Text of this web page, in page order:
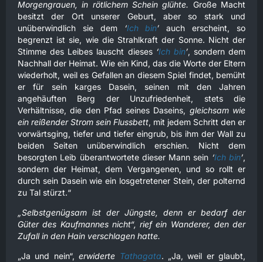
Morgengrauen, in rötlichem Schein glühte. Große Macht
besitzt der Ort unserer Geburt, aber so stark und
unüberwindlich sie dem ‘Ich bin’ auch erscheint, so
begrenzt ist sie, wie die Strahlkraft der Sonne. Nicht der
Stimme des Leibes lauscht dieses ‘Ich bin’, sondern dem
Nachhall der Heimat. Wie ein Kind, das die Worte der Eltern
wiederholt, weil es Gefallen an diesem Spiel findet, bemüht
er für sein karges Dasein, seinen mit den Jahren
angehäuften Berg der Unzufriedenheit, stets die
Verhältnisse, die den Pfad seines Daseins, gleichsam wie
ein reißender Strom sein Flussbett, mit jedem Schritt den er
vorwärtsging, tiefer und tiefer eingrub, bis ihm der Wall zu
beiden Seiten unüberwindlich erschien. Nicht dem
besorgten Leib überantwortete dieser Mann sein ‘Ich bin’,
sondern der Heimat, dem Vergangenen, und so rollt er
durch sein Dasein wie ein losgetretener Stein, der polternd
zu Tal stürzt.“
„Selbstgenügsam ist der Jüngste, denn er bedarf der
Güter des Kaufmannes nicht“, rief ein Wanderer, den der
Zufall in den Hain verschlagen hatte.
„Ja und nein“,erwiderte Tathagata. „Ja, weil er glaubt,